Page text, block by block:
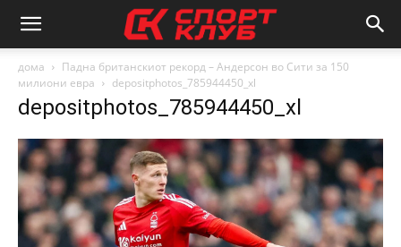
дома
Падна британскиот рекорд – Андерсон во Сити за 150
милиони евра
depositphotos_785944450_xl
depositphotos_785944450_xl